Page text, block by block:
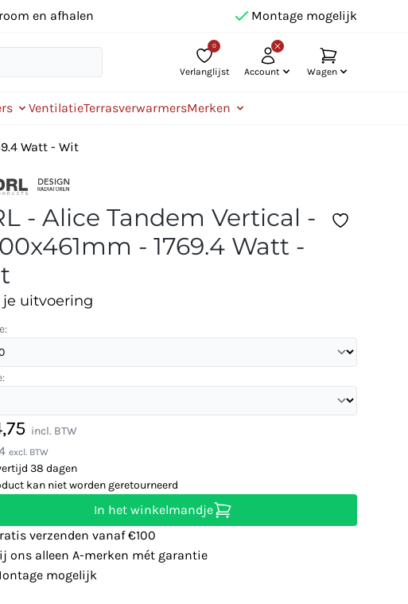
en afhalen Montage mogelijk
0
Verlanglijst Account Wagen
VentilatieTerrasverwarmersMerken
Watt - Wit
- Alice Tandem Vertical -
- 1769.4 Watt -
je uitvoering
incl. BTW
excl. BTW
38 dagen
kan niet worden geretourneerd
In het winkelmandje
verzenden vanaf €100
ons alleen A-merken mét garantie
mogelijk